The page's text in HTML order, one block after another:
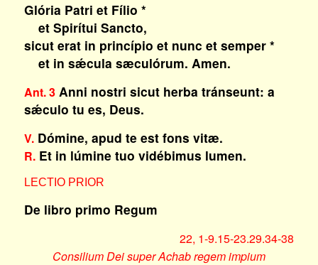
Glória Patri et Fílio *
et Spirítui Sancto,
sicut erat in princípio et nunc et semper *
et in sǽcula sæculórum. Amen.
Ant. 3Anni nostri sicut herba tránseunt: a
sǽculo tu es, Deus.
V.Dómine, apud te est fons vitæ.
R.Et in lúmine tuo vidébimus lumen.
LECTIO PRIOR
De libro primo Regum
22, 1-9.15-23.29.34-38
Consilium Dei super Achab regem impium